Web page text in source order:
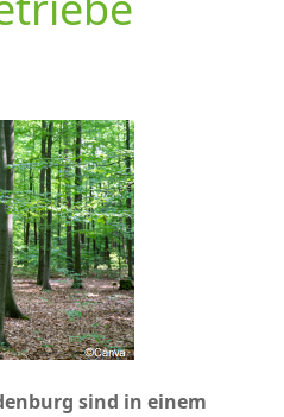
sind in einem